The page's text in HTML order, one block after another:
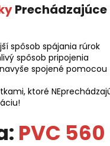
Prechádzajúce
spôsob spájania rúrok
spôsob pripojenia
spojené pomocou
ktoré
PVC 560